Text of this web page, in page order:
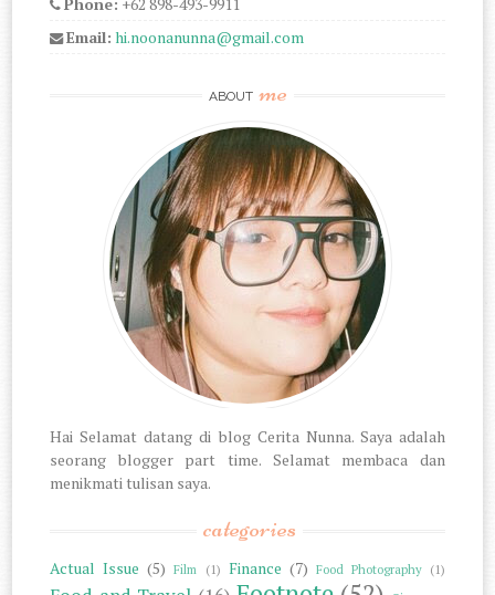
Email: hi.noonanunna@gmail.com
ABOUT me
Hai Selamat datang di blog Cerita Nunna. Saya adalah
seorang blogger part time. Selamat membaca dan
menikmati tulisan saya.
categories
Actual Issue (5) Film (1) Finance (7) Food Photography (1)